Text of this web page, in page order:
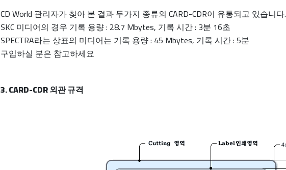
CD World 관리자가 찾아 본 결과 두가지 종류의 CARD-CDR이 유통되고 있습니다.
SKC 미디어의 경우 기록 용량 : 28.7 Mbytes, 기록 시간 : 3분 16초
SPECTRA라는 상표의 미디어는 기록 용량 : 45 Mbytes, 기록 시간 : 5분
구입하실 분은 참고하세요
3. CARD-CDR 외관 규격